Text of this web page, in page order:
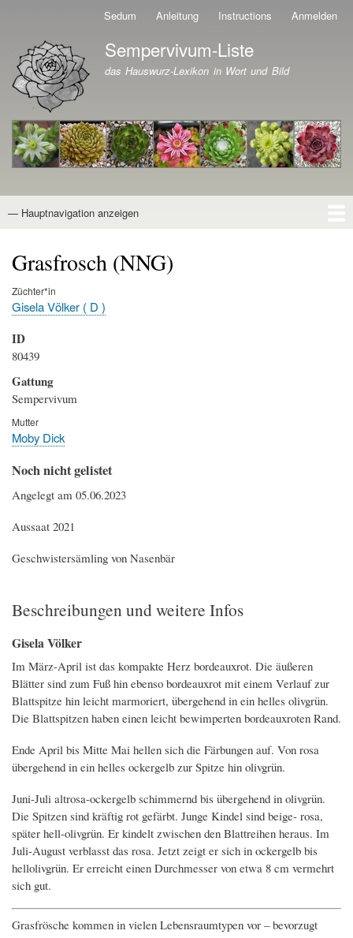
Direkt
zum
Inhalt
Sedum Anleitung Instructions Anmelden
Branding der Website
Sempervivum-Liste
das Hauswurz-Lexikon in Wort und Bild
Hauptnavigation
— Hauptnavigation anzeigen
Grasfrosch (NNG)
Züchter*in
Gisela Völker ( D )
ID
80439
Gattung
Sempervivum
Mutter
Moby Dick
Noch nicht gelistet
Angelegt am 05.06.2023
Aussaat 2021
Geschwistersämling von Nasenbär
Beschreibungen und weitere Infos
Gisela Völker
Im März-April ist das kompakte Herz bordeauxrot. Die äußeren
Blätter sind zum Fuß hin ebenso bordeauxrot mit einem Verlauf zur
Blattspitze hin leicht marmoriert, übergehend in ein helles olivgrün.
Die Blattspitzen haben einen leicht bewimperten bordeauxroten Rand.
Ende April bis Mitte Mai hellen sich die Färbungen auf. Von rosa
übergehend in ein helles ockergelb zur Spitze hin olivgrün.
Juni-Juli altrosa-ockergelb schimmernd bis übergehend in olivgrün.
Die Spitzen sind kräftig rot gefärbt. Junge Kindel sind beige- rosa,
später hell-olivgrün. Er kindelt zwischen den Blattreihen heraus. Im
Juli-August verblasst das rosa. Jetzt zeigt er sich in ockergelb bis
hellolivgrün. Er erreicht einen Durchmesser von etwa 8 cm vermehrt
sich gut.
Grasfrösche kommen in vielen Lebensraumtypen vor – bevorzugt